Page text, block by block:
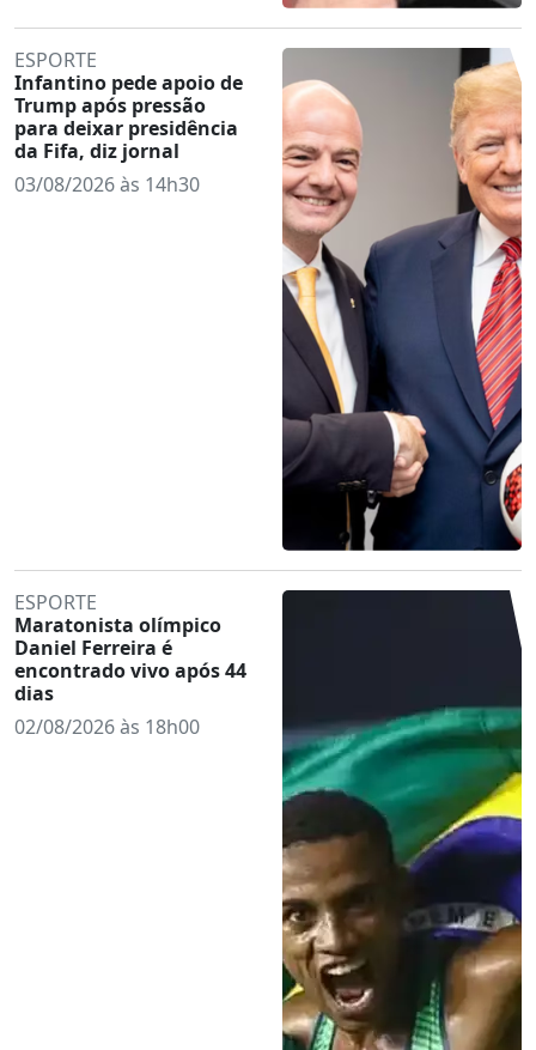
ESPORTE
Infantino pede apoio de
Trump após pressão
para deixar presidência
da Fifa, diz jornal
03/08/2026 às 14h30
ESPORTE
Maratonista olímpico
Daniel Ferreira é
encontrado vivo após 44
dias
02/08/2026 às 18h00